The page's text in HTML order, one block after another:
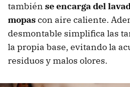
también se encarga del
mopascon aire caliente.
desmontable simplifica las
la propia base, evitando la
residuos y malos olores.